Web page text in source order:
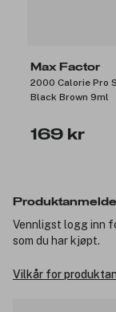
Max Factor
2000 Calorie Pro
Black Brown 9ml
169 kr
Vennligst logg inn
som du har kjøpt.
Vilkår for